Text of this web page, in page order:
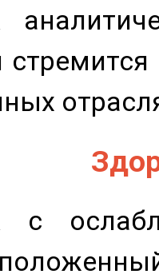
с